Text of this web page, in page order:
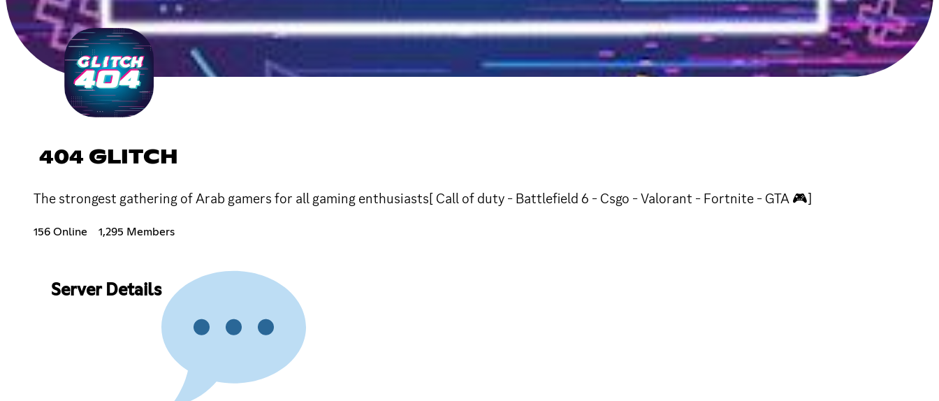
404 GLITCH
The strongest gathering of Arab gamers for all gaming enthusiasts[ Call of duty - Battlefield 6 - Csgo - Valorant - Fortnite - GTA 🎮]
156 Online 1,295 Members
Server Details